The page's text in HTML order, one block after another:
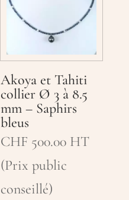
Akoya et Tahiti
collier Ø 3 à 8.5
mm – Saphirs
bleus
CHF 500.00 HT
(Prix public
conseillé)